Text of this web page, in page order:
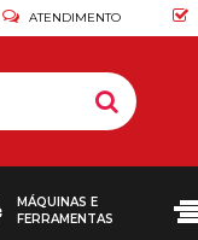
ATENDIMENTO
MÁQUINAS E
FERRAMENTAS